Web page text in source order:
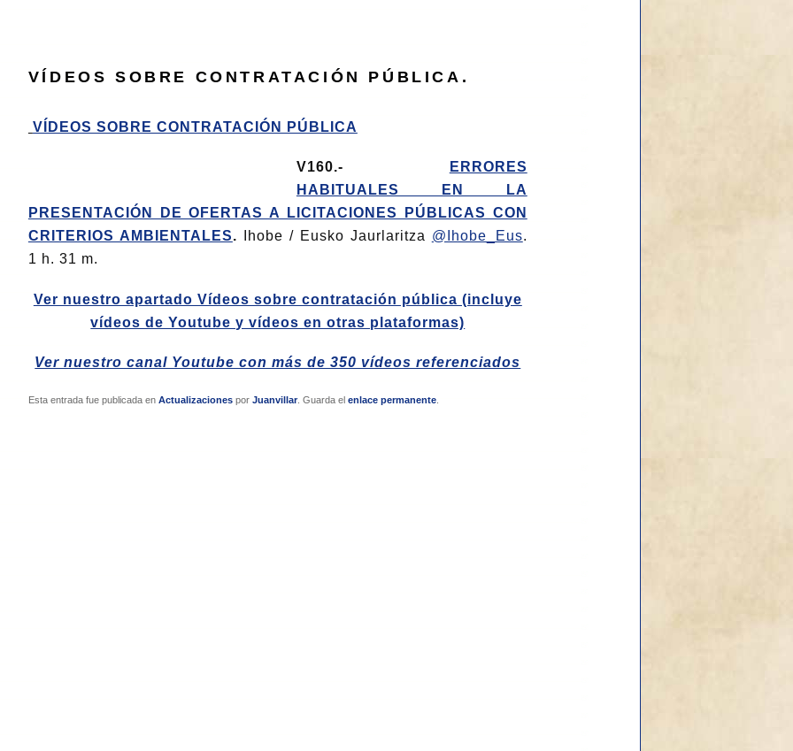
VÍDEOS SOBRE CONTRATACIÓN PÚBLICA.
VÍDEOS SOBRE CONTRATACIÓN PÚBLICA
V160.-
ERRORES
HABITUALES EN LA
PRESENTACIÓN DE OFERTAS A LICITACIONES PÚBLICAS CON
CRITERIOS AMBIENTALES. Ihobe / Eusko Jaurlaritza @Ihobe_Eus.
1 h. 31 m.
Ver nuestro apartado Vídeos sobre contratación pública (incluye
vídeos de Youtube y vídeos en otras plataformas)
Ver nuestro canal Youtube con más de 350 vídeos referenciados
Esta entrada fue publicada en Actualizacionespor Juanvillar. Guarda el enlace permanente.